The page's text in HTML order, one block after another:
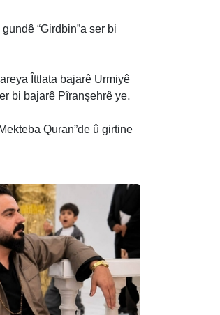
“Girdbin”a ser bi
Îttlata bajarê Urmiyê
bi bajarê Pîranşehrê ye.
Quran”de û girtine